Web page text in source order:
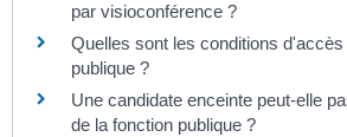
par visioconférence ?
Quelles sont les conditions
publique ?
Une candidate enceinte peut-elle
de la fonction publique ?